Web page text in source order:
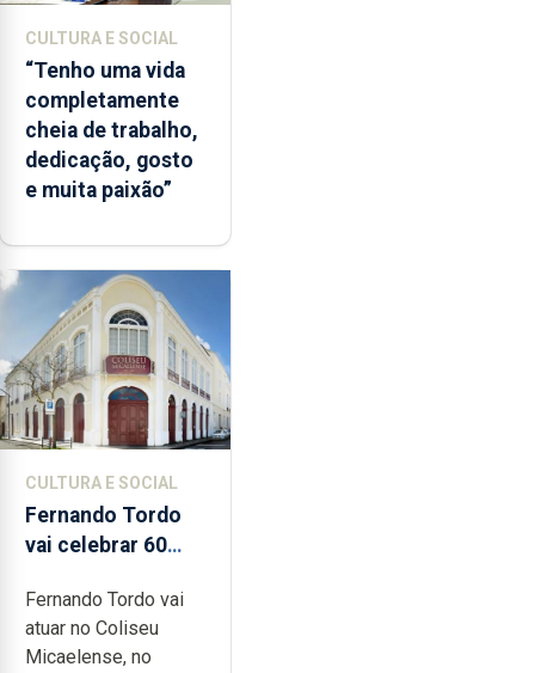
CULTURA E SOCIAL
“Tenho uma vida
completamente
cheia de trabalho,
dedicação, gosto
e muita paixão”
CULTURA E SOCIAL
Fernando Tordo
vai celebrar 60
no Coliseu
Micaelense
Fernando Tordo vai
atuar no Coliseu
Micaelense, no